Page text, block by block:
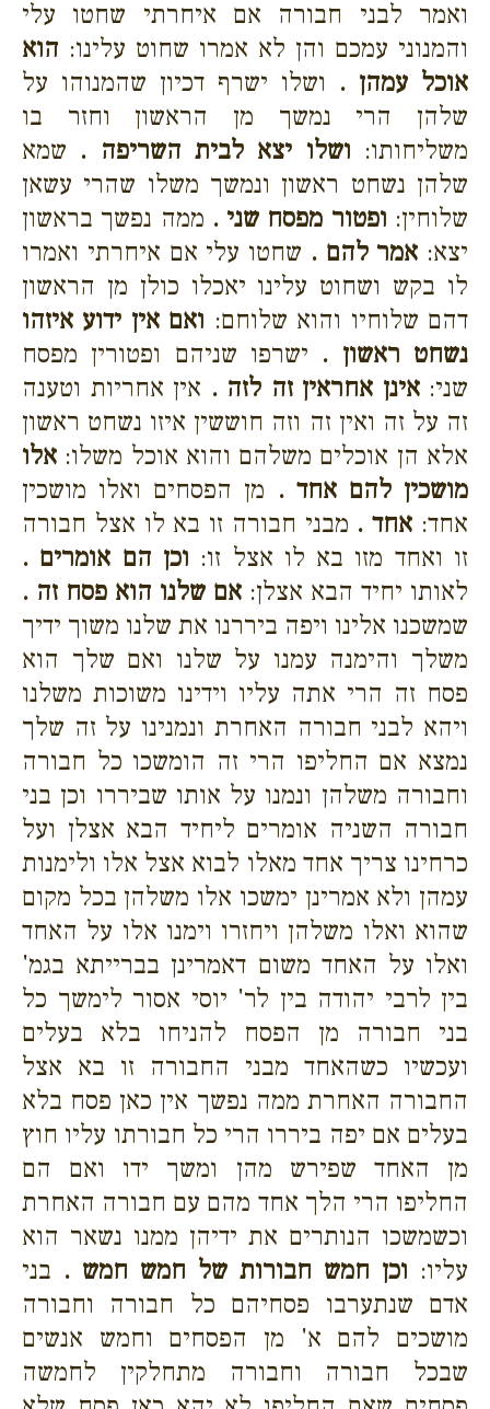
ואמר לבני חבורה אם איחרתי שחטו עלי
והמנוני עמכם והן לא אמרו שחוט עלינו: הוא
אוכל עמהן . ושלו ישרף דכיון שהמנוהו על
שלהן הרי נמשך מן הראשון וחזר בו
משליחותו: ושלו יצא לבית השריפה . שמא
שלהן נשחט ראשון ונמשך משלו שהרי עשאן
שלוחין: ופטור מפסח שני . ממה נפשך בראשון
יצא: אמר להם . שחטו עלי אם איחרתי ואמרו
לו בקש ושחוט עלינו יאכלו כולן מן הראשון
דהם שלוחיו והוא שלוחם: ואם אין ידוע איזהו
נשחט ראשון . ישרפו שניהם ופטורין מפסח
שני:אינן אחראין זה לזה . אין אחריות וטענה
זה על זה ואין זה וזה חוששין איזו נשחט ראשון
אלא הן אוכלים משלהם והוא אוכל משלו: אלו
מושכין להם אחד . מן הפסחים ואלו מושכין
אחד: אחד . מבני חבורה זו בא לו אצל חבורה
זו ואחד מזו בא לו אצל זו: וכן הם אומרים .
לאותו יחיד הבא אצלן: אם שלנו הוא פסח זה .
שמשכנו אלינו ויפה ביררנו את שלנו משוך ידיך
משלך והימנה עמנו על שלנו ואם שלך הוא
פסח זה הרי אתה עליו וידינו משוכות משלנו
ויהא לבני חבורה האחרת ונמנינו על זה שלך
נמצא אם החליפו הרי זה הומשכו כל חבורה
וחבורה משלהן ונמנו על אותו שביררו וכן בני
חבורה השניה אומרים ליחיד הבא אצלן ועל
כרחינו צריך אחד מאלו לבוא אצל אלו ולימנות
עמהן ולא אמרינן ימשכו אלו משלהן בכל מקום
שהוא ואלו משלהן ויחזרו וימנו אלו על האחד
ואלו על האחד משום דאמרינן בברייתא בגמ'
בין לרבי יהודה בין לר' יוסי אסור לימשך כל
בני חבורה מן הפסח להניחו בלא בעלים
ועכשיו כשהאחד מבני החבורה זו בא אצל
החבורה האחרת ממה נפשך אין כאן פסח בלא
בעלים אם יפה ביררו הרי כל חבורתו עליו חוץ
מן האחד שפירש מהן ומשך ידו ואם הם
החליפו הרי הלך אחד מהם עם חבורה האחרת
וכשמשכו הנותרים את ידיהן ממנו נשאר הוא
עליו: וכן חמש חבורות של חמש חמש . בני
אדם שנתערבו פסחיהם כל חבורה וחבורה
מושכים להם א' מן הפסחים וחמש אנשים
שבכל חבורה וחבורה מתחלקין לחמשה